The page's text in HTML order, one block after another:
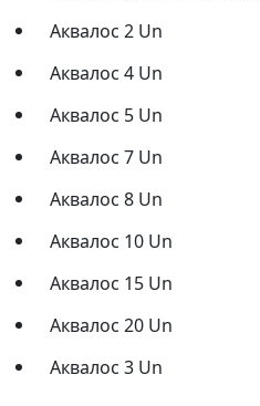
Аквалос 2 Un
Аквалос 4 Un
Аквалос 5 Un
Аквалос 7 Un
Аквалос 8 Un
Аквалос 10 Un
Аквалос 15 Un
Аквалос 20 Un
Аквалос 3 Un